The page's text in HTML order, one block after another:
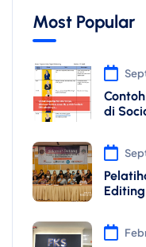
Most Popular
di
Editing